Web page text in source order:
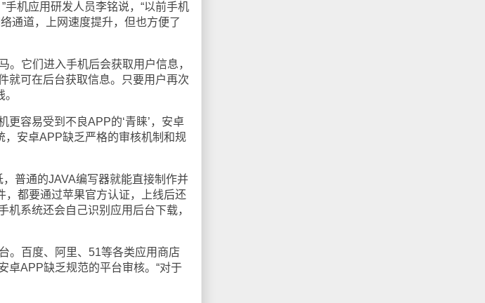
机应用研发人员李铭说，“以前手机
通道，上网速度提升，但也方便了
它们进入手机后会获取用户信息，
就可在后台获取信息。只要用户再次
容易受到不良APP的‘青睐’，安卓
，安卓APP缺乏严格的审核机制和规
普通的JAVA编写器就能直接制作并
，都要通过苹果官方认证，上线后还
系统还会自己识别应用后台下载，
百度、阿里、51等各类应用商店
卓APP缺乏规范的平台审核。“对于